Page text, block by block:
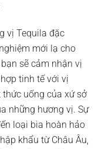
vị Tequila đặc
mới lạ cho
sẽ cảm nhận vị
tinh tế với vị
uống của xứ sở
những hương vị. Sự
loại bia hoàn hảo
khẩu từ Châu Âu,